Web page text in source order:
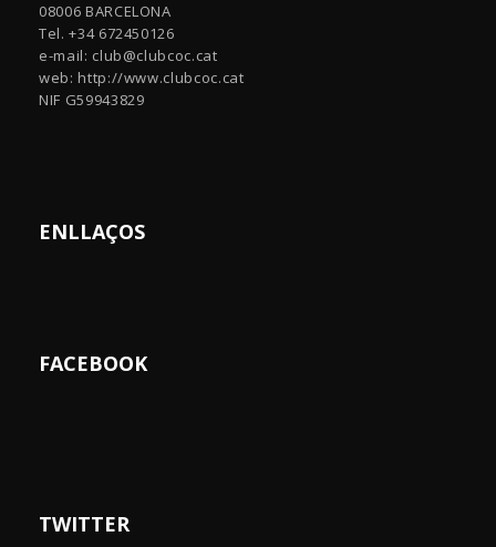
08006 BARCELONA
Tel. +34 672450126
e-mail: club@clubcoc.cat
web: http://www.clubcoc.cat
NIF G59943829
ENLLAÇOS
FACEBOOK
TWITTER